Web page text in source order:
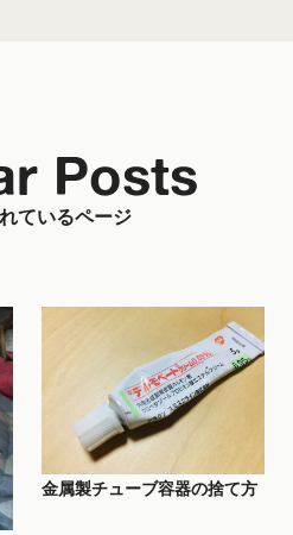
ているページ
Posts
金属製チューブ容器の捨て方